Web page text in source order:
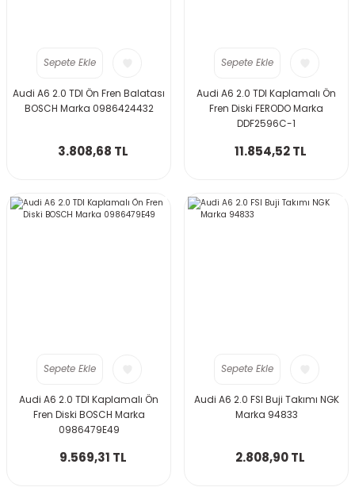
Sepete Ekle
Audi A6 2.0 TDI Ön Fren Balatası
BOSCH Marka 0986424432
3.808,68 TL
Sepete Ekle
Audi A6 2.0 TDI Kaplamalı Ön
Fren Diski FERODO Marka
DDF2596C-1
11.854,52 TL
Sepete Ekle
Audi A6 2.0 TDI Kaplamalı Ön
Fren Diski BOSCH Marka
0986479E49
9.569,31 TL
Sepete Ekle
Audi A6 2.0 FSI Buji Takımı NGK
Marka 94833
2.808,90 TL